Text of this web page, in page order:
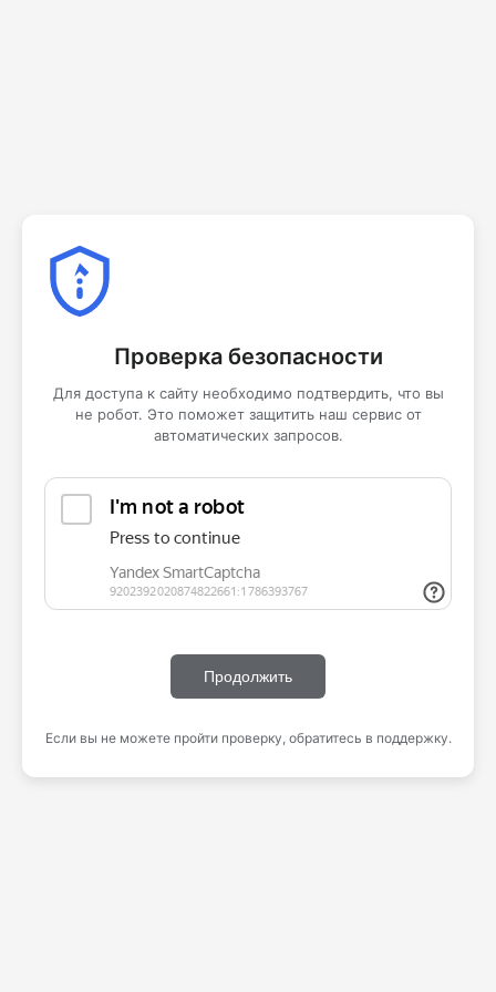
Проверка безопасности
Для доступа к сайту необходимо подтвердить, что вы
не робот. Это поможет защитить наш сервис от
автоматических запросов.
Продолжить
Если вы не можете пройти проверку, обратитесь в поддержку.